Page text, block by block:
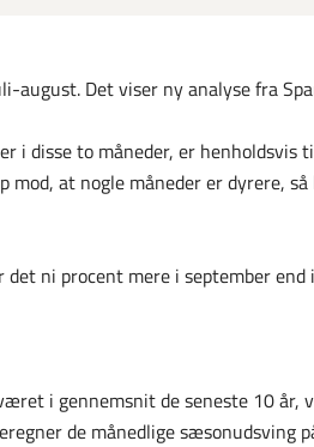
august. Det viser ny analyse fra
i disse to måneder, er henholdsvis
at nogle måneder er dyrere, så
ni procent mere i september end
i gennemsnit de seneste 10 år,
de månedlige sæsonudsving